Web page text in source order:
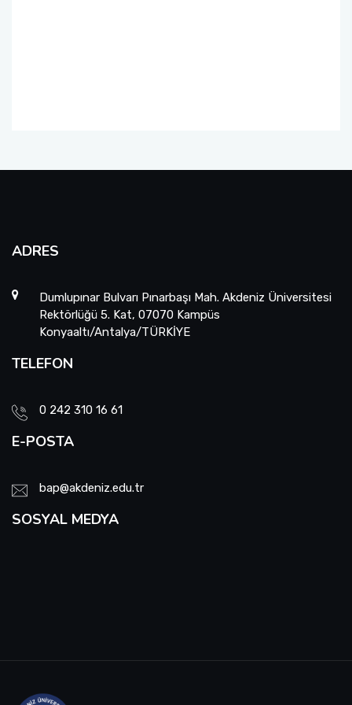
ADRES
Dumlupınar Bulvarı Pınarbaşı Mah. Akdeniz Üniversitesi
Rektörlüğü 5. Kat, 07070 Kampüs
Konyaaltı/Antalya/TÜRKİYE
TELEFON
0 242 310 16 61
E-POSTA
bap@akdeniz.edu.tr
SOSYAL MEDYA
Güdümlü Projeler (GÜP)